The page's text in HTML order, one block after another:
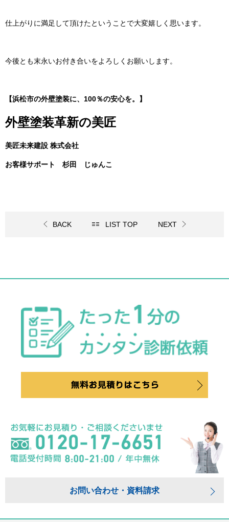
仕上がりに満足して頂けたということで大変嬉しく思います。
今後とも末永いお付き合いをよろしくお願いします。
【浜松市の外壁塗装に、100％の安心を。】
外壁塗装革新の美匠
美匠未来建設 株式会社
お客様サポート 杉田 じゅんこ
BACK LIST TOP NEXT
お問い合わせ・資料請求